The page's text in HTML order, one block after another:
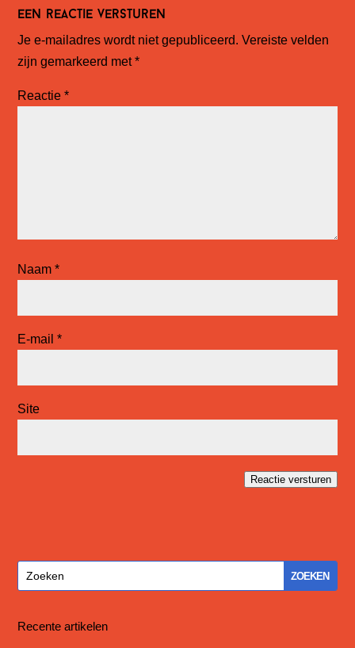
Een reactie versturen
Je e-mailadres wordt niet gepubliceerd. Vereiste velden
zijn gemarkeerd met*
Reactie*
Naam*
E-mail*
Site
Reactie versturen
Recente artikelen